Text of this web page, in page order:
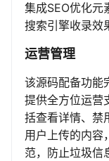
集成SEO优化元
搜索引擎收录效
运营管理
该源码配备功能
提供全方位运营
括查看详情、禁
用户上传的内容
范，防止垃圾信